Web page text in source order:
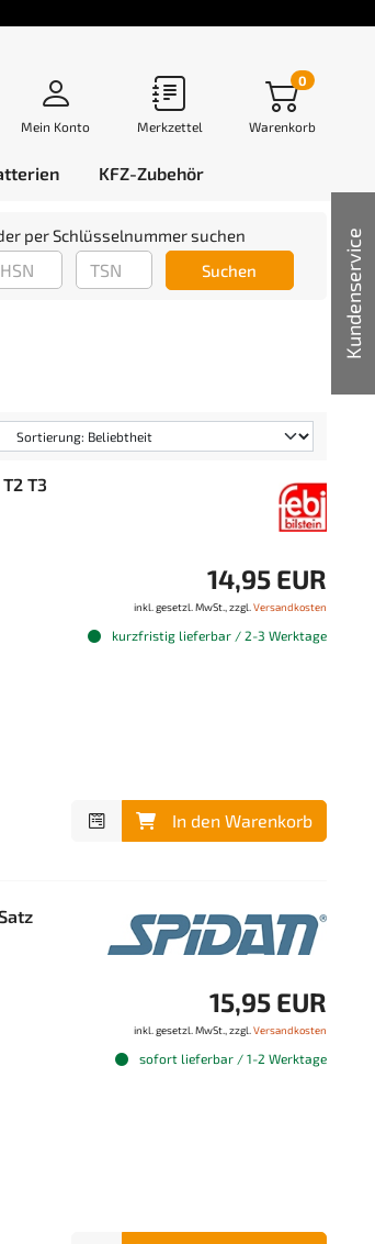
Kundenservice
Mein Konto Merkzettel Warenkorb
0
KFZ-Zubehör
per Schlüsselnummer suchen
Suchen
T3
14,95 EUR
inkl. gesetzl. MwSt., zzgl. Versandkosten
kurzfristig lieferbar / 2-3 Werktage
In den Warenkorb
15,95 EUR
inkl. gesetzl. MwSt., zzgl. Versandkosten
sofort lieferbar / 1-2 Werktage